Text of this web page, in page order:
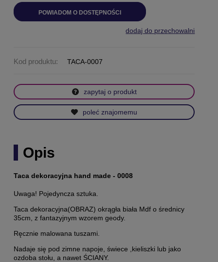
POWIADOM O DOSTĘPNOŚCI
dodaj do przechowalni
Kod produktu: TACA-0007
zapytaj o produkt
poleć znajomemu
Opis
Taca dekoracyjna hand made - 0008
Uwaga! Pojedyncza sztuka.
Taca dekoracyjna(OBRAZ) okrągła biała Mdf o średnicy
35cm, z fantazyjnym wzorem geody.
Ręcznie malowana tuszami.
Nadaje się pod zimne napoje, świece ,kieliszki lub jako
ozdoba stołu, a nawet ŚCIANY.